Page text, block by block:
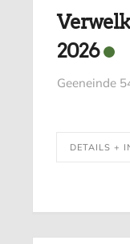
2026
Geeneinde
DETAILS +